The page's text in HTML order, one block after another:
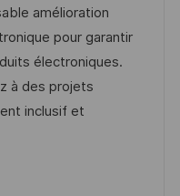
t
e
d
’
a
amélioration
pour garantir
électroniques.
à des projets
inclusif et